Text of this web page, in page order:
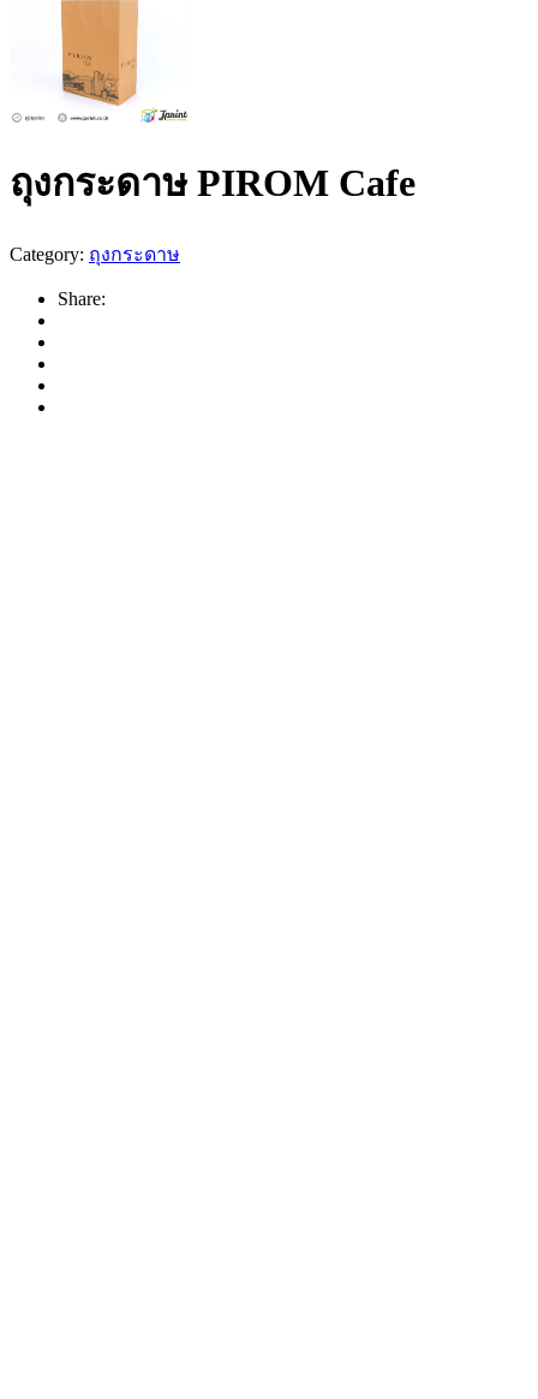
ถุงกระดาษ PIROM Cafe
Category: ถุงกระดาษ
Share: